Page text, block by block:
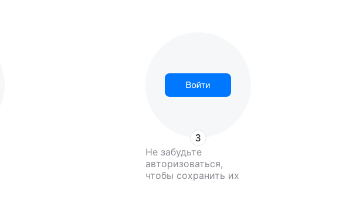
Не забудьте
авторизоваться,
чтобы сохранить их